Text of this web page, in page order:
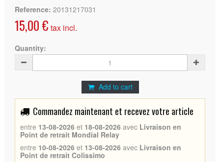
Reference: 20131217031
15,00 € tax incl.
Quantity:
Add to cart
Commandez maintenant et recevez votre article
entre 13-08-2026 et 18-08-2026 avec Livraison en
Point de retrait Mondial Relay
entre 10-08-2026 et 13-08-2026 avec Livraison en
Point de retrait Colissimo